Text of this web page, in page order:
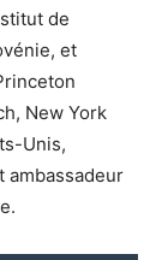
de
et
New York
Unis,
ambassadeur